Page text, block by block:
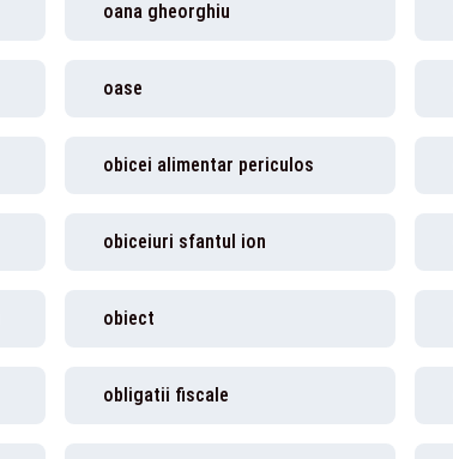
oana gheorghiu
oase
obicei alimentar periculos
obiceiuri sfantul ion
obiect
obligatii fiscale